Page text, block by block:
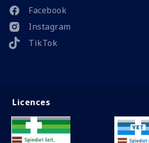
Facebook
Instagram
TikTok
Licences